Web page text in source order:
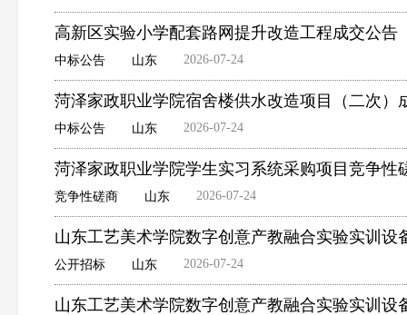
高新区实验小学配套路网提升改造工程成交公告
中标公告 山东 2026-07-24
菏泽家政职业学院宿舍楼供水改造项目（二次）
中标公告 山东 2026-07-24
菏泽家政职业学院学生实习系统采购项目竞争性
竞争性磋商 山东 2026-07-24
山东工艺美术学院数字创意产教融合实验实训
公开招标 山东 2026-07-24
山东工艺美术学院数字创意产教融合实验实训